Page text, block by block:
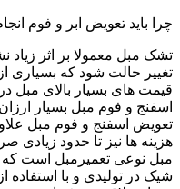
چرا باید تعویض ابر و فوم
تشک مبل معمولا بر اثر
تغییر حالت شود که بسیاری از
قیمت های بسیار بالای مبل
اسفنج و فوم مبل بسیار
تعویض اسفنج و فوم مبل
هزینه ها نیز تا حدود زیادی
مبل نوعی تعمیرمبل است که
شیک در تولیدی و با